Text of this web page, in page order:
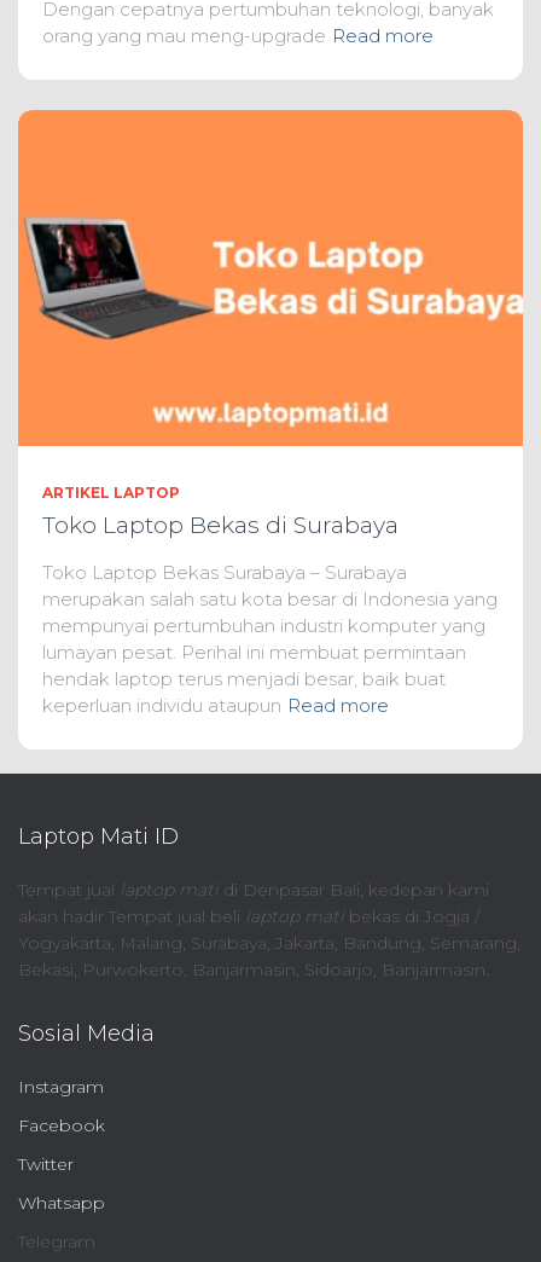
Dengan cepatnya pertumbuhan teknologi, banyak
orang yang mau meng-upgrade Read more
ARTIKEL LAPTOP
Toko Laptop Bekas di Surabaya
Toko Laptop Bekas Surabaya – Surabaya
merupakan salah satu kota besar di Indonesia yang
mempunyai pertumbuhan industri komputer yang
lumayan pesat. Perihal ini membuat permintaan
hendak laptop terus menjadi besar, baik buat
keperluan individu ataupun Read more
Laptop Mati ID
Tempat jual laptop matidi Denpasar Bali, kedepan kami
akan hadir Tempat jual beli laptop matibekas di Jogja /
Yogyakarta, Malang, Surabaya, Jakarta, Bandung, Semarang,
Bekasi, Purwokerto, Banjarmasin, Sidoarjo, Banjarmasin.
Sosial Media
Instagram
Facebook
Twitter
Whatsapp
Telegram